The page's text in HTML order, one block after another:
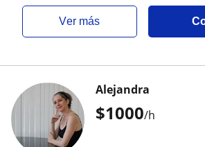
ver más
$1000/h
Alejandra